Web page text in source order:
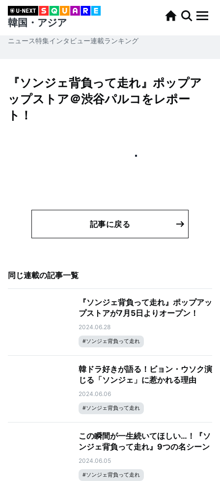
韓国・アジア
ニュース特集インタビュー連載ランキング
『ソンジェ背負って走れ』ポップア
ップストア＠渋谷パルコをレポー
ト！
記事に戻る
同じ連載の記事一覧
『ソンジェ背負って走れ』ポップアッ
プストアが7月5日よりオープン！
2024.06.28
#ソンジェ背負って走れ
韓ドラ好きが語る！ビョン・ウソク演
じる「ソンジェ」に惹かれる理由
2024.06.06
#ソンジェ背負って走れ
この瞬間が一生続いてほしい…！『ソ
ンジェ背負って走れ』9つの名シーン
2024.06.05
#ソンジェ背負って走れ